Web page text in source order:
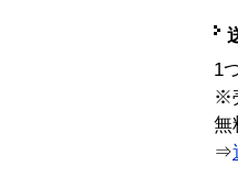
1
※
無
⇒